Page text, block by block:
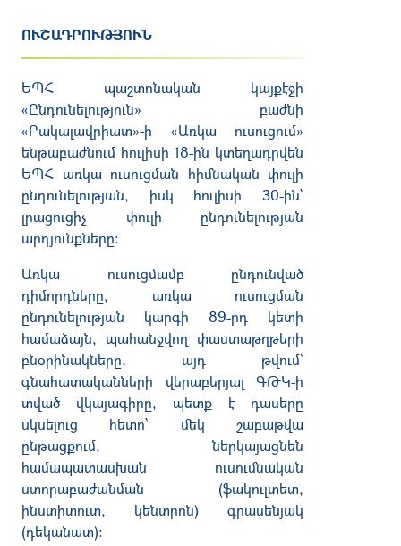
ՈՒՇԱԴՐՈՒԹՅՈՒՆ
ԵՊՀ պաշտոնական կայքէջի
«Ընդունելություն» բաժնի
«Բակալավրիատ»-ի «Առկա ուսուցում»
ենթաբաժնում հուլիսի 18-ին կտեղադրվեն
ԵՊՀ առկա ուսուցման հիմնական փուլի
ընդունելության, իսկ հուլիսի 30-ին՝
լրացուցիչ փուլի ընդունելության
արդյունքները:
Առկա ուսուցմամբ ընդունված
դիմորդները, առկա ուսուցման
ընդունելության կարգի 89-րդ կետի
համաձայն, պահանջվող փաստաթղթերի
բնօրինակները, այդ թվում՝
գնահատականների վերաբերյալ ԳԹԿ-ի
տված վկայագիրը, պետք է դասերը
սկսելուց հետո՝ մեկ շաբաթվա
ընթացքում, ներկայացնեն
համապատասխան ուսումնական
ստորաբաժանման (ֆակուլտետ,
ինստիտուտ, կենտրոն) գրասենյակ
(դեկանատ):